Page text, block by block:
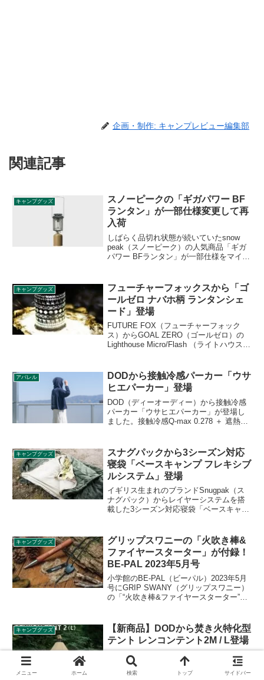
企画・制作: キャンプレビュー編集部
関連記事
キャンプグッズ
スノーピークの「ギガパワー BF
ランタン」が一部仕様変更して再
入荷
しばらく品切れ状態が続いていたsnow
peak（スノーピーク）の人気商品「ギガ
パワー BFランタン」が一部仕様をマイナ
はありません。詳細をレビューします。
キャンプグッズ
フューチャーフォックスから「ゴ
ールゼロ ナバホ柄 ランタンシェ
ード」登場
FUTURE FOX（フューチャーフォック
ス）からGOAL ZERO（ゴールゼロ）の
Lighthouse Micro/Flash （ライトハウスマ
ード」が登場しました。詳細をレビュー
します。
アパレル
DODから接触冷感パーカー「ウサ
ヒエパーカー」登場
DOD（ディーオーディー）から接触冷感
パーカー「ウサヒエパーカー」が登場し
ました。接触冷感Q-max 0.278 ＋ 遮熱率
肌に触れた瞬間の熱を逃がす夏対策ウェ
アです。詳細をレビューします。
キャンプグッズ
スナグパックから3シーズン対応
寝袋「ベースキャンプ フレキシブ
ルシステム」登場
イギリス生まれのブランドSnugpak（ス
ナグパック）からレイヤーシステムを搭
載した3シーズン対応寝袋「ベースキャン
結させて使うこともできる寝袋です。詳
細をレビューします。
キャンプグッズ
グリップスワニーの「火吹き棒&
ファイヤースターター」が付録！
BE-PAL 2023年5月号
小学館のBE-PAL（ビーパル）2023年5月
号にGRIP SWANY（グリップスワニー）
の「“火吹き棒&ファイヤースターター”焚
ァイヤースターターにはグリップスワニ
ーのロゴが描かれています。詳細をレビ
ューします。
キャンプグッズ
【新商品】DODから焚き火特化型
テント レンコンテント2M / L登場
テントの中で焚き火が使えるように特化
したDODのレンコンテントが2にリニュー
アルしました。他社では見られないよう
メニュー ホーム 検索 トップ サイドバー